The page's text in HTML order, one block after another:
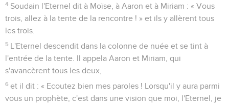
4 Soudain l'Eternel dit à Moïse, à Aaron et à Miriam : « Vous
trois, allez à la tente de la rencontre ! » et ils y allèrent tous
les trois.
5 L'Eternel descendit dans la colonne de nuée et se tint à
l'entrée de la tente. Il appela Aaron et Miriam, qui
s'avancèrent tous les deux,
6 et il dit : « Ecoutez bien mes paroles ! Lorsqu'il y aura parmi
vous un prophète, c'est dans une vision que moi, l'Eternel, je